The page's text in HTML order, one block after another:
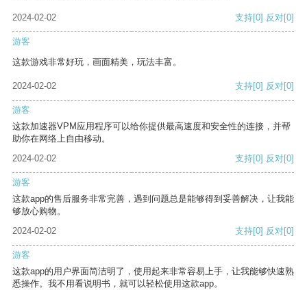
2024-02-02 支持[0] 反对[0]
游客
这款游戏非常好玩，画面精美，玩法丰富。
2024-02-02 支持[0] 反对[0]
游客
这款加速器VPM应用程序可以给你提供最高速度和安全性的连接，并帮
助你在网络上自由移动。
2024-02-02
支持[0] 反对[0]
游客
这款app的售后服务非常完善，遇到问题总是能够得到妥善解决，让我能
够放心购物。
2024-02-02
支持[0] 反对[0]
游客
这款app的用户界面简洁明了，使用起来非常容易上手，让我能够快速熟
悉操作。我不用看说明书，就可以轻松使用这款app。